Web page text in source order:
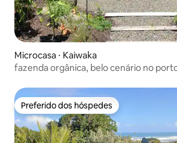
Microcasa ⋅ Kaiwaka
fazenda orgânica, belo cenário no
Preferido dos hóspedes
Preferido dos hóspedes